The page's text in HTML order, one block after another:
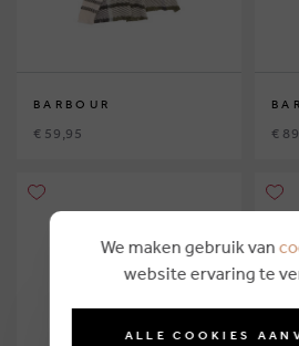
BARBOUR
€ 59,95 €
We maken gebruik van
website ervaring te
ALLE COOKIES